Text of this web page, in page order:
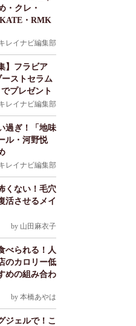
・クレ・
・RMK
レイナビ編集部
】フラビア
ストセラム
プレゼント
レイナビ編集部
過ぎ！「地味
ル・河野悦
レイナビ編集部
くない！毛穴
活させるメイ
by 山田麻衣子
べられる！人
のカロリー低
めの組み合わ
by 本橋あやは
ジェルで！こ